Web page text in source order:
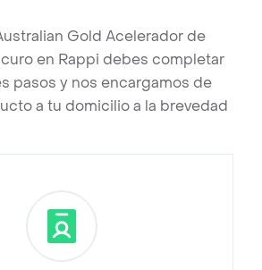
Gold Acelerador de
en Rappi debes completar
pasos y nos encargamos de
a tu domicilio a la brevedad